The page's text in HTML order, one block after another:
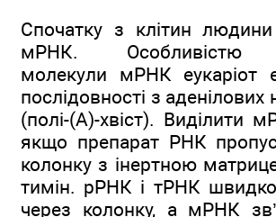
Спочатку з клітин
мРНК. Особливістю
молекули мРНК еукаріот
послідовності з аденілових
(полі-(А)-хвіст). Виділити
якщо препарат РНК
колонку з інертною
тимін. рРНК і тРНК
через колонку, а мРНК